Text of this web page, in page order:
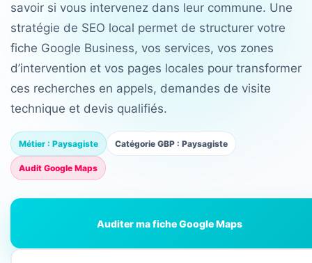
savoir si vous intervenez dans leur commune. Une
stratégie de SEO local permet de structurer votre
fiche Google Business, vos services, vos zones
d’intervention et vos pages locales pour transformer
ces recherches en appels, demandes de visite
technique et devis qualifiés.
Métier : Paysagiste Catégorie GBP : Paysagiste
Audit Google Maps
Auditer ma fiche Google Maps